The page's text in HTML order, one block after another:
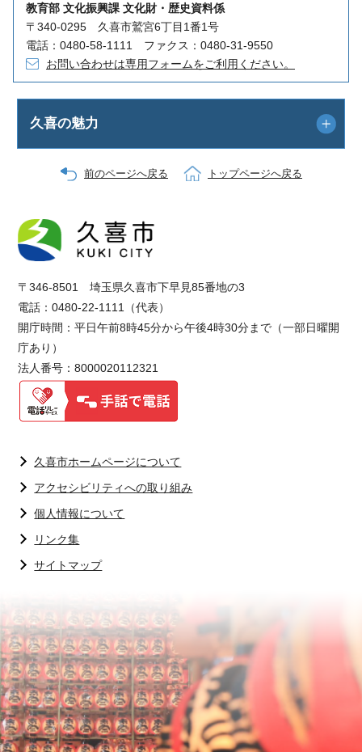
教育部 文化振興課 文化財・歴史資料係
〒340-0295 久喜市鷲宮6丁目1番1号
電話：0480-58-1111 ファクス：0480-31-9550
お問い合わせは専用フォームをご利用ください。
久喜の魅力
前のページへ戻る トップページへ戻る
〒346-8501 埼玉県久喜市下早見85番地の3
電話：0480-22-1111（代表）
開庁時間：平日午前8時45分から午後4時30分まで（一部日曜開
庁あり）
法人番号：8000020112321
久喜市ホームページについて
アクセシビリティへの取り組み
個人情報について
リンク集
サイトマップ